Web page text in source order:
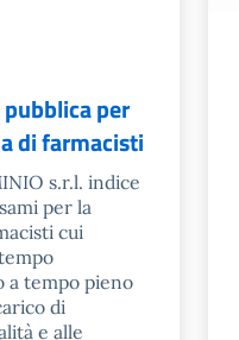
per
di farmacisti
s.r.l. indice
per la
cui
a tempo pieno
di
e alle